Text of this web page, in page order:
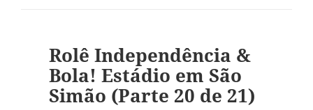
Rolê Independência &
Bola! Estádio em São
Simão (Parte 20 de 21)